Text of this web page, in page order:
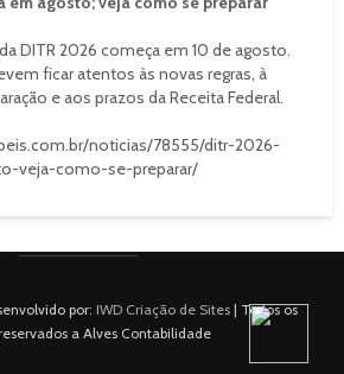
DITR 2026 começa em 10 de agosto.
ficar atentos às novas regras, à
e aos prazos da Receita Federal.
noticias/78555/ditr-2026-
veja-como-se-preparar/
por: IWD Criação de Sites | Todos os
a Alves Contabilidade